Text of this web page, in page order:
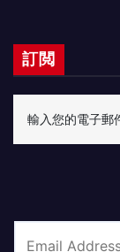
訂閲
輸入您的電子郵